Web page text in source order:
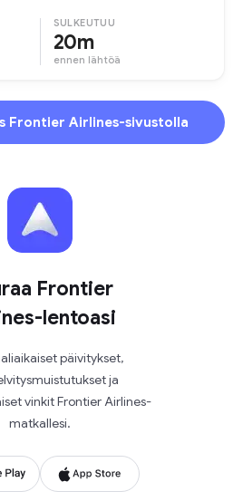
SULKEUTUU
20m
ennen lähtöä
Frontier Airlines-sivustolla
Frontier
lentoasi
päivitykset,
ja
vinkit Frontier Airlines-
matkallesi.